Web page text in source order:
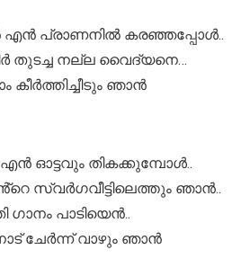
എൻ പ്രാണനിൽ കരഞ്ഞപ്പോൾ..
തുടച്ച നല്ല വൈദ്യനെ…
കീർത്തിച്ചീടും ഞാൻ
ഓട്ടവും തികക്കുമ്പോൾ..
സ്വർഗവീട്ടിലെത്തും ഞാൻ..
ഗാനം പാടിയെൻ..
ചേർന്ന് വാഴും ഞാൻ